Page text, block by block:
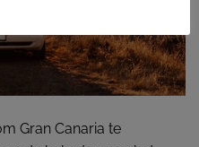
Gran Canaria te